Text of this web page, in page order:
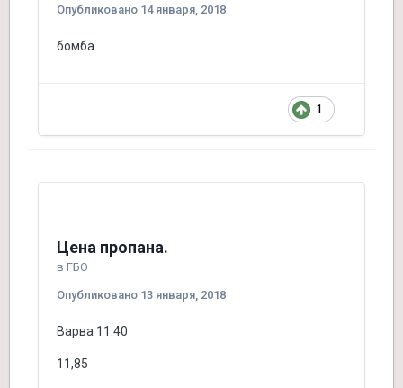
Опубликовано 14 января, 2018
бомба
1
Цена пропана.
в ГБО
Опубликовано 13 января, 2018
Варва 11.40
11,85